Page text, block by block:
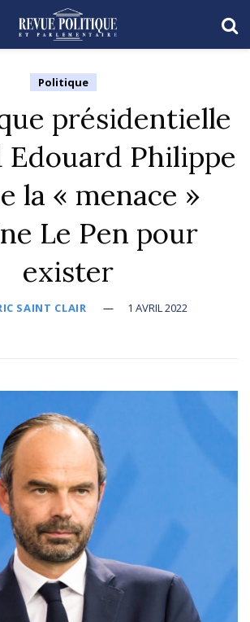
Politique
présidentielle
Edouard Philippe
la « menace »
Le Pen pour
exister
SAINT CLAIR 1 AVRIL 2022